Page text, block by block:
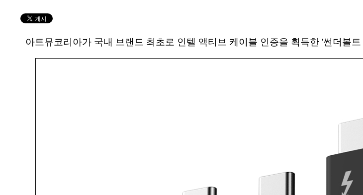
아트뮤코리아가 국내 브랜드 최초로 인텔 액티브 케이블 인증을 획득한 '썬더볼